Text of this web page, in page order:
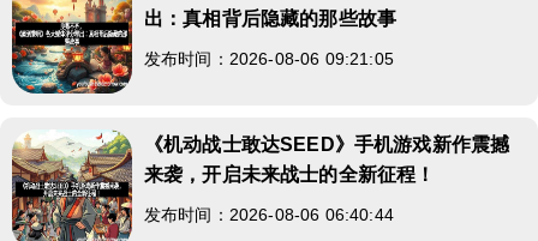
出：真相背后隐藏的那些故事
发布时间：2026-08-06 09:21:05
《机动战士敢达SEED》手机游戏新作震撼
来袭，开启未来战士的全新征程！
发布时间：2026-08-06 06:40:44